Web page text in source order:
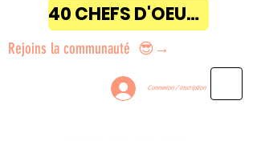
40 CHEFS D'OEUVRE
Rejoins la communauté 😎→
Connexion / Inscription